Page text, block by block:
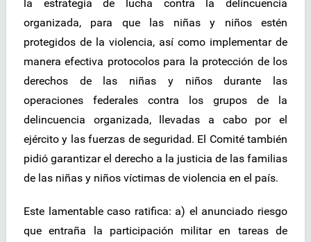
la estrategia de lucha contra la delincuencia
organizada, para que las niñas y niños estén
protegidos de la violencia, así como implementar de
manera efectiva protocolos para la protección de los
derechos de las niñas y niños durante las
operaciones federales contra los grupos de la
delincuencia organizada, llevadas a cabo por el
ejército y las fuerzas de seguridad. El Comité también
pidió garantizar el derecho a la justicia de las familias
de las niñas y niños víctimas de violencia en el país.
Este lamentable caso ratifica: a) el anunciado riesgo
que entraña la participación militar en tareas de